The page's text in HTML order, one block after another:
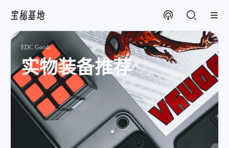
宝秘基地
EDC Goods
实物装备推荐